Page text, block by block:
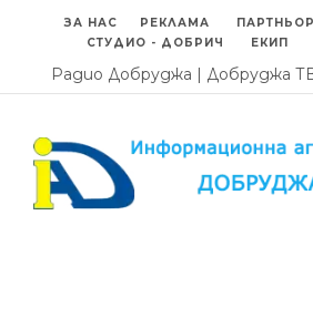
ЗА НАС РЕКЛАМА
СТУДИО - ДОБРИЧ
ЕКИП
Радио Добруджа | Добруджа